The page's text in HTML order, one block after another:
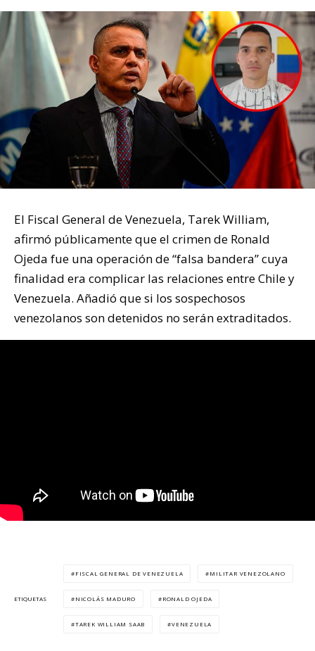
El Fiscal General de Venezuela, Tarek William,
afirmó públicamente que el crimen de Ronald
Ojeda fue una operación de “falsa bandera” cuya
finalidad era complicar las relaciones entre Chile y
Venezuela. Añadió que si los sospechosos
venezolanos son detenidos no serán extraditados.
ETIQUETAS
FISCAL GENERAL DE VENEZUELA MILITAR VENEZOLANO
NICOLÁS MADURO RONALD OJEDA
TAREK WILLIAM SAAB VENEZUELA